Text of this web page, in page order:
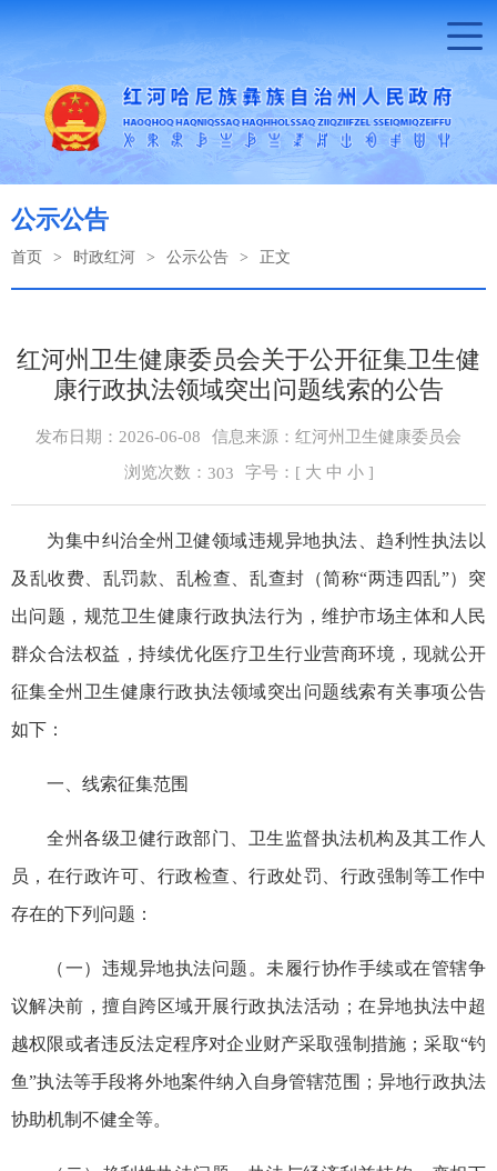
公示公告
首页 > 时政红河 > 公示公告 > 正文
红河州卫生健康委员会关于公开征集卫生健
康行政执法领域突出问题线索的公告
发布日期：2026-06-08
信息来源：红河州卫生健康委员会
浏览次数： 303 字号：[ 大 中 小]
为集中纠治全州卫健领域违规异地执法、趋利性执法以
及乱收费、乱罚款、乱检查、乱查封（简称“两违四乱”）突
出问题，规范卫生健康行政执法行为，维护市场主体和人民
群众合法权益，持续优化医疗卫生行业营商环境，现就公开
征集全州卫生健康行政执法领域突出问题线索有关事项公告
如下：
一、线索征集范围
全州各级卫健行政部门、卫生监督执法机构及其工作人
员，在行政许可、行政检查、行政处罚、行政强制等工作中
存在的下列问题：
（一）违规异地执法问题。未履行协作手续或在管辖争
议解决前，擅自跨区域开展行政执法活动；在异地执法中超
越权限或者违反法定程序对企业财产采取强制措施；采取“钓
鱼”执法等手段将外地案件纳入自身管辖范围；异地行政执法
协助机制不健全等。